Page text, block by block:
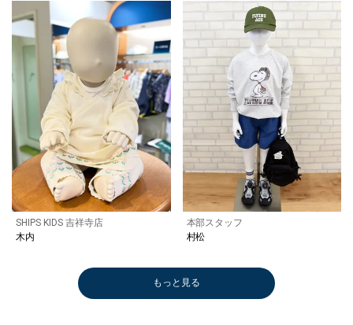
SHIPS KIDS 吉祥寺店
木内
本部スタッフ
村松
もっと見る